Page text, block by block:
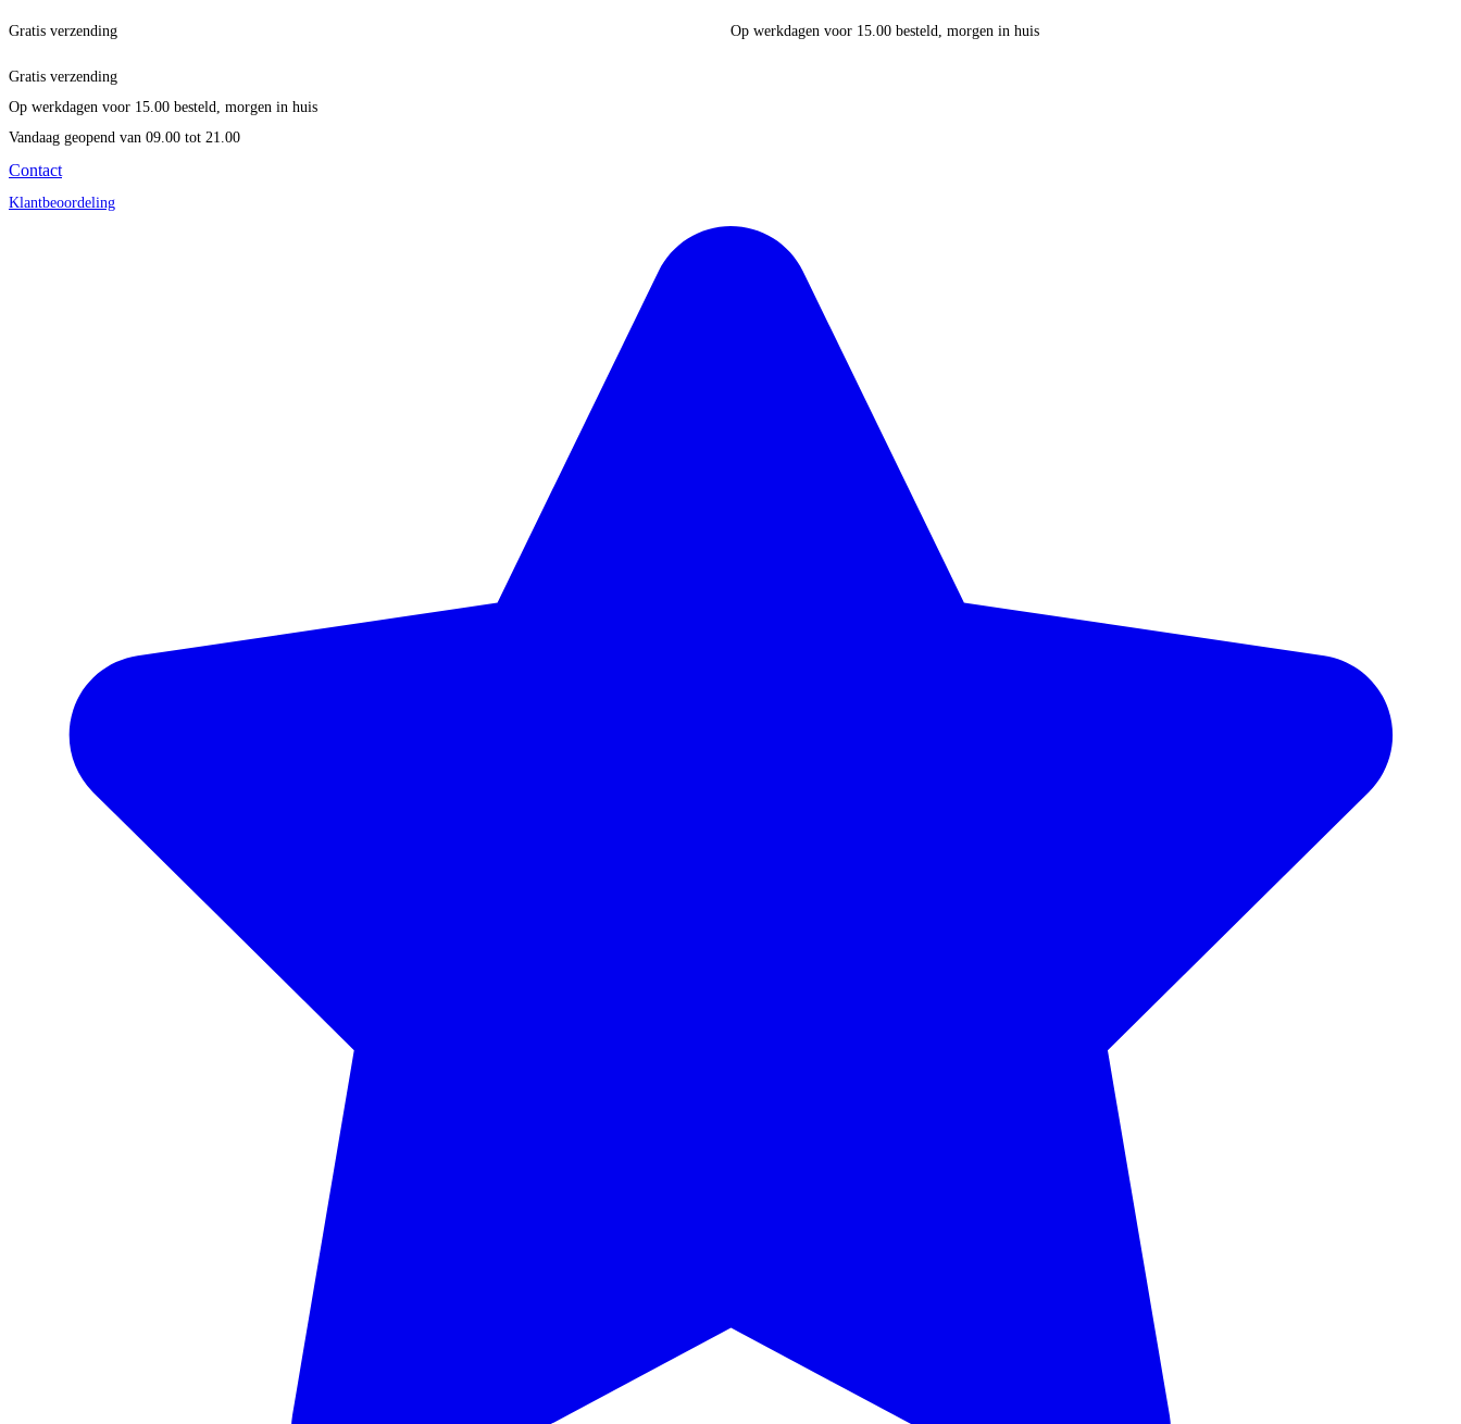
Gratis verzending Op werkdagen voor 15.00 besteld, morgen in huis
Gratis verzending
Op werkdagen voor 15.00 besteld, morgen in huis
Vandaag geopend van 09.00 tot 21.00
Contact
Klantbeoordeling